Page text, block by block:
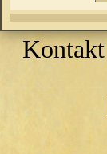
Kontakt